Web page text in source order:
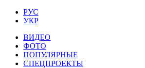
РУС
УКР
ВИДЕО
ФОТО
ПОПУЛЯРНЫЕ
СПЕЦПРОЕКТЫ